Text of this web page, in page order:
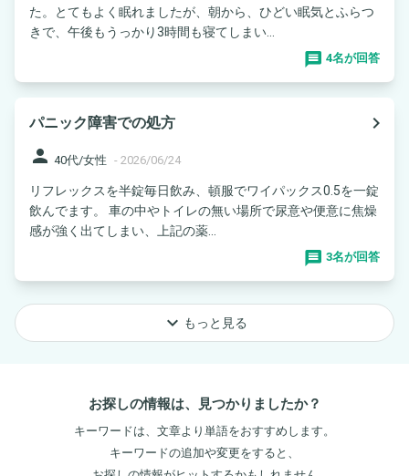
た。とてもよく眠れましたが、朝から、ひどい眠気とふらつ
きで、午後もうっかり3時間も寝てしまい...
4名が回答
パニック障害での処方
navigate_next
person 40代/女性 - 2026/06/24
リフレックスを半錠毎日飲み、頓服でワイパックス0.5を一錠
飲んでます。 車の中やトイレの無い場所で尿意や便意に焦燥
感が強く出てしまい、上記の薬...
3名が回答
keyboard_arrow_down もっと見る
お探しの情報は、見つかりましたか？
キーワードは、文章より単語をおすすめします。
キーワードの追加や変更をすると、